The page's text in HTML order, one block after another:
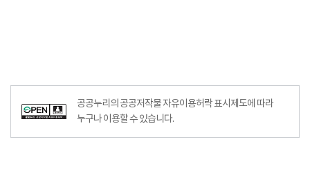
공공누리의 공공저작물 자유이용허락 표시제도에 따라
누구나 이용할 수 있습니다.